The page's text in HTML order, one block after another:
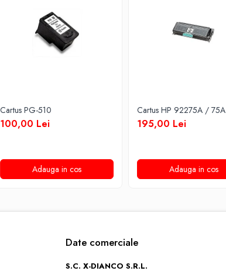
Cartus PG-510
100,00 Lei
Adauga in cos
Cartus HP 92275A / 75A
195,00 Lei
Adauga in cos
Date comerciale
S.C. X-DIANCO S.R.L.